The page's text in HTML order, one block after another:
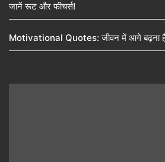
जानें रूट और फीचर्स!
Motivational Quotes: जीवन में आगे बढ़ना है